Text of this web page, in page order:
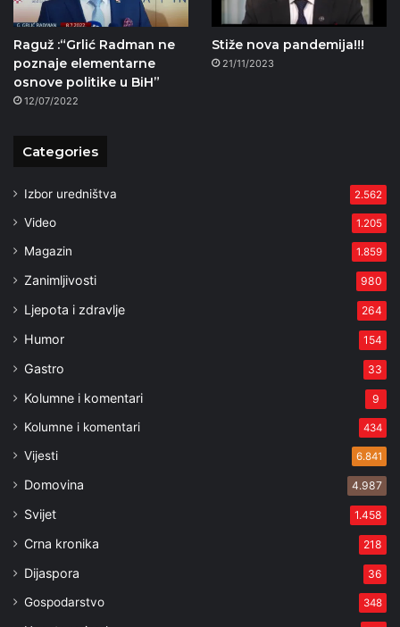
Raguž :“Grlić Radman ne
poznaje elementarne
osnove politike u BiH”
12/07/2022
Stiže nova pandemija!!!
21/11/2023
Categories
Izbor uredništva 2.562
Video 1.205
Magazin 1.859
Zanimljivosti 980
Ljepota i zdravlje 264
Humor 154
Gastro 33
Kolumne i komentari 9
Kolumne i komentari 434
Vijesti 6.841
Domovina 4.987
Svijet 1.458
Crna kronika 218
Dijaspora 36
Gospodarstvo 348